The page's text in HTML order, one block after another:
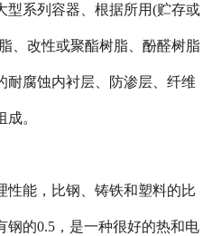
型系列容器、根据所用(贮存或
、改性或聚酯树脂、酚醛树脂
耐腐蚀内衬层、防渗层、纤维
。
性能，比钢、铸铁和塑料的比
钢的0.5，是一种很好的热和电